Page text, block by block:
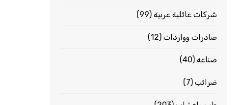
شركات عائلية عربية (99)
صادرات وواردات (12)
صناعه (40)
ضرائب (7)